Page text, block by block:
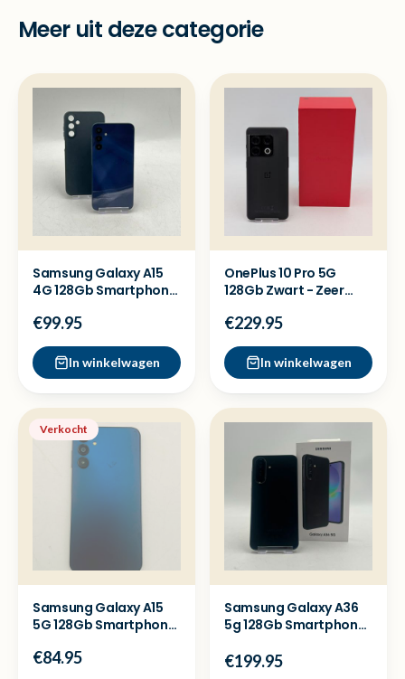
Meer uit deze categorie
Samsung Galaxy A15
4G 128Gb Smartphone
€99.95
In winkelwagen
OnePlus 10 Pro 5G
128Gb Zwart - Zeer
€229.95
In winkelwagen
Verkocht
Samsung Galaxy A15
5G 128Gb Smartphone
€84.95
Samsung Galaxy A36
5g 128Gb Smartphone
€199.95